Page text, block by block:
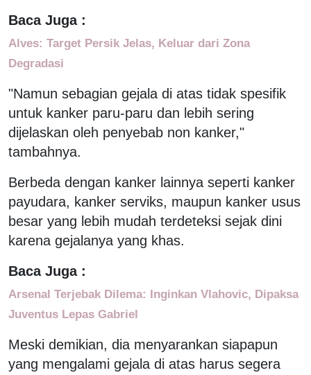
Baca Juga :
Alves: Target Persik Jelas, Keluar dari Zona
Degradasi
"Namun sebagian gejala di atas tidak spesifik
untuk kanker paru-paru dan lebih sering
dijelaskan oleh penyebab non kanker,"
tambahnya.
Berbeda dengan kanker lainnya seperti kanker
payudara, kanker serviks, maupun kanker usus
besar yang lebih mudah terdeteksi sejak dini
karena gejalanya yang khas.
Baca Juga :
Arsenal Terjebak Dilema: Inginkan Vlahovic, Dipaksa
Juventus Lepas Gabriel
Meski demikian, dia menyarankan siapapun
yang mengalami gejala di atas harus segera